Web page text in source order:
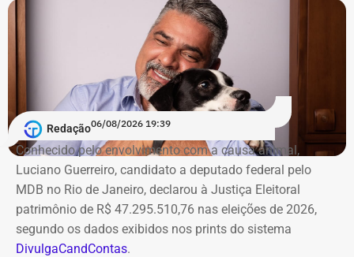
Redação06/08/2026 19:39
Conhecido pelo envolvimento com a causa animal,
Luciano Guerreiro, candidato a deputado federal pelo
MDB no Rio de Janeiro, declarou à Justiça Eleitoral
patrimônio de R$ 47.295.510,76 nas eleições de 2026,
segundo os dados exibidos nos prints do sistema
DivulgaCandContas.